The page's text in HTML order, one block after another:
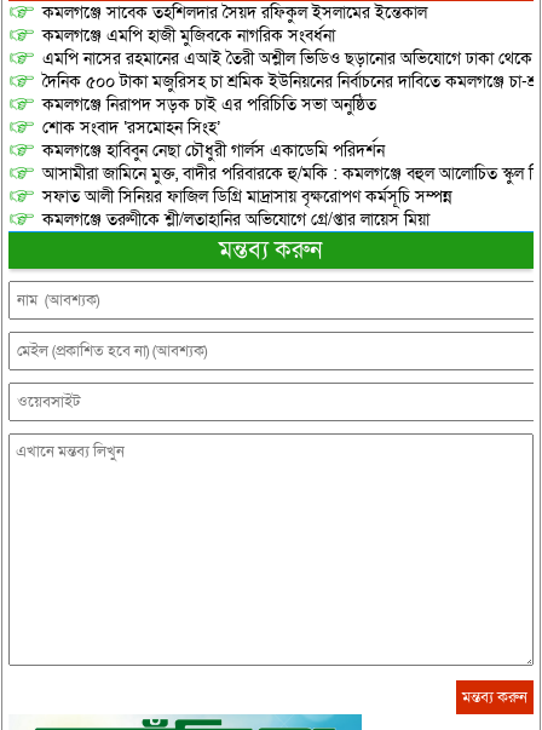
কমলগঞ্জে সাবেক তহশিলদার সৈয়দ রফিকুল ইসলামের ইন্তেকাল
কমলগঞ্জে এমপি হাজী মুজিবকে নাগরিক সংবর্ধনা
এমপি নাসের রহমানের এআই তৈরী অশ্লীল ভিডিও ছড়ানোর অভিযোগে ঢাকা থেকে
দৈনিক ৫০০ টাকা মজুরিসহ চা শ্রমিক ইউনিয়নের নির্বাচনের দাবিতে কমলগঞ্জে চা-
কমলগঞ্জে নিরাপদ সড়ক চাই এর পরিচিতি সভা অনুষ্ঠিত
শোক সংবাদ ‘রসমোহন সিংহ’
কমলগঞ্জে হাবিবুন নেছা চৌধুরী গার্লস একাডেমি পরিদর্শন
আসামীরা জামিনে মুক্ত, বাদীর পরিবারকে হু/মকি : কমলগঞ্জে বহুল আলোচিত স্কুল
সফাত আলী সিনিয়র ফাজিল ডিগ্রি মাদ্রাসায় বৃক্ষরোপণ কর্মসূচি সম্পন্ন
কমলগঞ্জে তরুণীকে শ্লী/লতাহানির অভিযোগে গ্রে/প্তার লায়েস মিয়া
মন্তব্য করুন